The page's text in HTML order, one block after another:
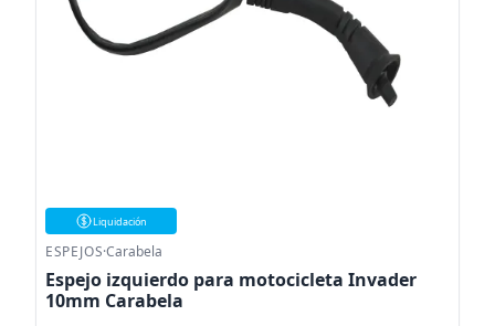
Liquidación
ESPEJOS·Carabela
Espejo izquierdo para motocicleta Invader
10mm Carabela